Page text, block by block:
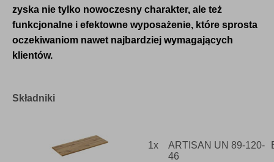
zyska nie tylko nowoczesny charakter, ale też
funkcjonalne i efektowne wyposażenie, które sprosta
oczekiwaniom nawet najbardziej wymagających
klientów.
Składniki
1x
ARTISAN UN 89-120-
46